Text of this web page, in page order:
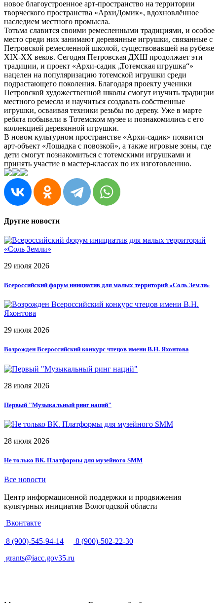
новое благоустроенное арт-пространство на территории
творческого пространства «АрхиДомик», вдохновлённое
наследием местного промысла.
Тотьма славится своими ремесленными традициями, и особое
место среди них занимают деревянные игрушки, связанные с
Петровской ремесленной школой, существовавшей на рубеже
XIX-XX веков. Сегодня Петровская ДХШ продолжает эти
традиции, и проект «Архи-садик „Тотемская игрушка“»
нацелен на популяризацию тотемской игрушки среди
подрастающего поколения. Благодаря проекту ученики
Петровской художественной школы смогут изучить традиции
местного ремесла и научиться создавать собственные
игрушки, осваивая техники резьбы по дереву. Уже в марте
ребята побывали в Тотемском музее и познакомились с его
коллекцией деревянной игрушки.
В новом культурном пространстве «Архи-садик» появится
арт-объект «Лошадка с повозкой», а также игровые зоны, где
дети смогут познакомиться с тотемскими игрушками и
принять участие в мастер-классах по их изготовлению.
Другие новости
29 июля 2026
Всероссийский форум инициатив для малых территорий «Соль Земли»
29 июля 2026
Возрожден Всероссийский конкурс чтецов имени В.Н. Яхонтова
28 июля 2026
Первый "Музыкальный ринг наций"
28 июля 2026
Не только ВК. Платформы для музейного SMM
Все новости
Центр информационной поддержки и продвижения
культурных инициатив Вологодской области
Вконтакте
8 (900)-545-94-14
8 (900)-502-22-30
grants@iacc.gov35.ru